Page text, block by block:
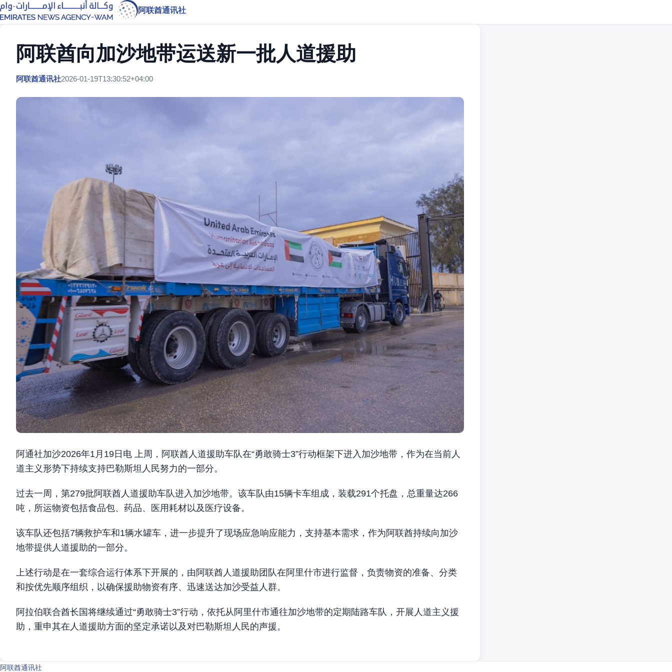
阿联酋通讯社
阿联酋向加沙地带运送新一批人道援助
阿联酋通讯社2026-01-19T13:30:52+04:00
阿通社加沙2026年1月19日电 上周，阿联酋人道援助车队在“勇敢骑士3”行动框架下进入加沙地带，作为在当前人
道主义形势下持续支持巴勒斯坦人民努力的一部分。
过去一周，第279批阿联酋人道援助车队进入加沙地带。该车队由15辆卡车组成，装载291个托盘，总重量达266
吨，所运物资包括食品包、药品、医用耗材以及医疗设备。
该车队还包括7辆救护车和1辆水罐车，进一步提升了现场应急响应能力，支持基本需求，作为阿联酋持续向加沙
地带提供人道援助的一部分。
上述行动是在一套综合运行体系下开展的，由阿联酋人道援助团队在阿里什市进行监督，负责物资的准备、分类
和按优先顺序组织，以确保援助物资有序、迅速送达加沙受益人群。
阿拉伯联合酋长国将继续通过“勇敢骑士3”行动，依托从阿里什市通往加沙地带的定期陆路车队，开展人道主义援
助，重申其在人道援助方面的坚定承诺以及对巴勒斯坦人民的声援。
阿联酋通讯社